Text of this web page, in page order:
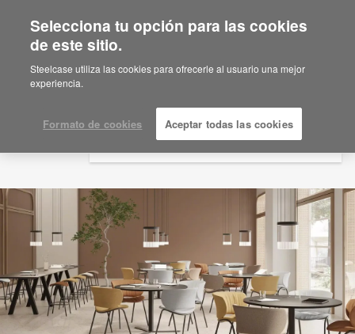
Are you in United States?
Would you like to see Products we sell in
your region?
English
Español
Selecciona tu opción para las cookies
de este sitio.
Steelcase utiliza las cookies para ofrecerle al usuario una mejor
experiencia.
Formato de cookies Aceptar todas las cookies